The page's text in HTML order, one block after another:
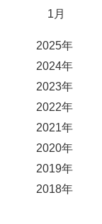
1月
2025年
2024年
2023年
2022年
2021年
2020年
2019年
2018年